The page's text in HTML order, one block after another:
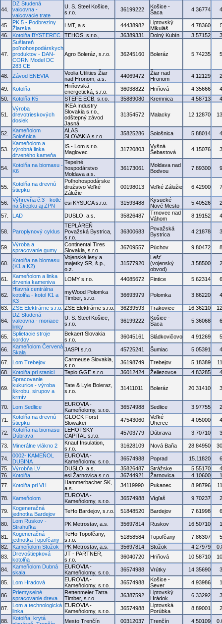
44.
DZ Studená
valcovna -
valcovacie trate
U. S. Steel Košice,
s.r.o.
36199222
Košice -
Šaca
4.36774
45.
PK 5 - Podbreziny
Žiarska
LMT, a.s. 44438982
Liptovský
Mikuláš
4.78360
46.
Kotolňa BYSTEREC TEHOS, s.r.o., 36389331 Dolný Kubín 3.57152
47.
Sušiareň
poľnohospodárskych
produktov - DAN-
CORN Model DC
283 CE
Agro Boleráz, s.r.o. 36245160 Boleráz 5.74235
48. Závod ENEVIA
Veolia Utilities Žiar
nad Hronom, a.s.
44069472
Žiar nad
Hronom
4.12129
49. Kotolňa
Hriňovská
energetická, s.r.o.
36038822 Hriňová 4.35666
50.
Kotolňa K5 STEFE ECB, s.r.o. 35889080 Kremnica 4.58713
51.
Výroba
drevotrieskových
dosiek
IKEA Industry
Slovakia s.r.o.,
odštepný závod
Jasná
31354572 Malacky 12.12870
52.
Kameňolom
Sološnica
ALAS
SLOVAKIA,s.r.o.
35825286 Sološnica 5.88014
53.
Kameňolom a
výrobná linka
drveného kameňa
IS - Lom s.r.o.
Maglovec
31720803
Vyšná
Šebastová
4.15076
54.
Kotolňa na biomasu -
K6
Tepelné
hospodárstvo
Moldava a.s.
36173061
Moldava nad
Bodvou
7.89300
55.
Kotolňa na drevnú
štiepku
Poľnohospodárske
družstvo Veľké
Zálužie
00198013 Veľké Zálužie 6.42900
56.
Výhrevňa č.3 - kotle
na štiepku aj ZPN
esi KYSUCA s.r.o. 31593488
Kysucké
Nové Mesto
5.40526
57. LAD DUSLO, a.s. 35826487
Trnovec nad
Váhom
8.19152
58. Paroplynový cyklus
TEPLÁREŇ
Považská Bystrica,
s.r.o.
36300683
Považská
Bystrica
4.21878
59.
Výroba a
spracovanie gumy
Continental Tires
Slovakia, s.r.o.
36709557 Púchov 9.80472
60.
Kotolňa na biomasu
(K1 a K2)
Vojenské lesy a
majetky SR, š.p.,
o.z.
31577920
Lešť
(vojenský
obvod)
3.58500
61.
Kameňolom a linka
drvenia kameniva
LOMY s.r.o. 44085672 Fintice 5.62314
62.
Hlavná centrálna
kotolňa - kotol K1 a
K3
myWood Polomka
Timber, s.r.o.
36693979 Polomka 3.86220
63. ZSE Elektrárne s.r.o. ZSE Elektrárne s.r.o. 36239593 Trakovice 16.36210
64.
DZ Studená
valcovna - moriace
linky
U. S. Steel Košice,
s.r.o.
36199222
Košice -
Šaca
5.36068
65.
Splietacie stroje
kordov
Bekaert Slovakia
s.r.o.
36045161 Sládkovičovo 4.91269
66.
Kameňolom Červená
Skala
JASPI s.r.o. 45725241 Šumiac 5.05391
67. Lom Trebejov
Carmeuse Slovakia,
s.r.o.
36198749 Trebejov 5.18389
68.
Kotolňa pri stanici Teplo GGE s.r.o. 36012424 Želiezovce 4.83285
69.
Spracovanie
kukurice - výroba
škrobu, sirupov a
krmív
Tate & Lyle Boleraz,
s.r.o.
31411011 Boleráz 20.31410
70. Lom Sedlice
EUROVIA -
Kameňolomy, s.r.o.
36574988 Sedlice 3.97755
71.
Kotolňa na drevnú
štiepku
GLOCK Forst
Slowakei
47543060
Veľké
Uherce
4.05000
72.
Kotolňa na biomasu -
Dúbrava
LEHOTSKY
CAPITAL s.r.o.
45703779 Dúbrava 3.70710
73. Minerálne vlákno 2
Knauf Insulation,
s.r.o.
31628109 Nová Baňa 28.84950
74.
0002- KAMEŇOL
DUBINA
EUROVIA -
Kameňolomy, s.r.o.
36574988 Poprad 15.11820
75.
Výrobňa LV DUSLO, a.s. 35826487 Strážske 5.55170
76.
Kotolňa esi Žarnovica s.r.o. 36744921 Žarnovica 4.10600
77.
Kotolňa pri VH
Hammerbacher SK,
a.s.
34119990 Pukanec 8.98796
78. Kameňolom
EUROVIA -
Kameňolomy, s.r.o.
36574988 Vígľaš 9.70237
79.
Kogeneračná
jednotka Bardejov
TeHo Bardejov, s.r.o. 51848520 Bardejov 7.61998
80.
Lom Ruskov -
Strahuľka
PK Metrostav, a.s. 35697814 Ruskov 16.50710
81.
Kogeneračná
jednotka Topoľčany
TeHo Topoľčany,
s.r.o.
51858584 Topoľčany 7.86307
82.
Kameňolom Stožok PK Metrostav, a.s. 35697814 Stožok 4.27979
83.
Drevoštiepková
kotolňa
JT - PARTNER,
s.r.o.
36040720 Hriňová 10.58710
84.
Kameňolom Dubná
skala
EUROVIA -
Kameňolomy, s.r.o.
36574988 Vrútky 14.35690
85. Lom Hradová
EUROVIA -
Kameňolomy, s.r.o.
36574988
Košice -
Sever
4.93986
86.
Priemyselné
spracovanie dreva
Rettenmeier Tatra
Timber, s.r.o.
36387592
Liptovský
Hrádok
6.33292
87.
Lom a technologická
linka
EUROVIA -
Kameňolomy, s.r.o.
36574988
Liptovská
Porúbka
8.89001
88.
Kotolňa, krytá
Mesto Trenčín 00312037 Trenčín 4.50109